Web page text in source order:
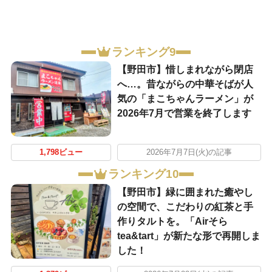
ランキング9
【野田市】惜しまれながら閉店
へ…。昔ながらの中華そばが人
気の「まこちゃんラーメン」が
2026年7月で営業を終了します
1,798ビュー 2026年7月7日(火)の記事
ランキング10
【野田市】緑に囲まれた癒やし
の空間で、こだわりの紅茶と手
作りタルトを。「Airそら
tea&tart」が新たな形で再開しま
した！